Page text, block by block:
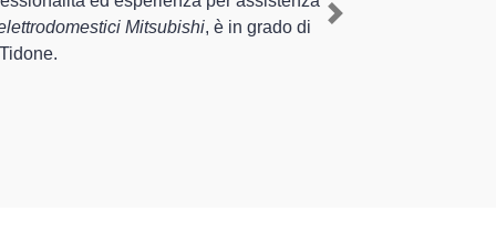
Mitsubishi a Alta Val Tidone, mediante il
interventi di diverse tipologie sugli
Next